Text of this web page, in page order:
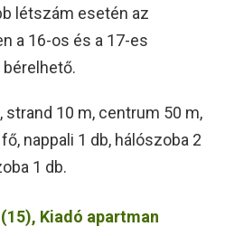
létszám esetén az
a 16-os és a 17-es
strand 10 m, centrum 50 m,
nappali 1 db, hálószoba 2
1 db.
Kiadó apartman